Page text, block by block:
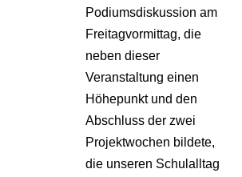
Podiumsdiskussion am
Freitagvormittag, die
neben dieser
Veranstaltung einen
Höhepunkt und den
Abschluss der zwei
Projektwochen bildete,
die unseren Schulalltag